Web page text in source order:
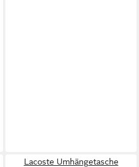
Lacoste Umhängetasche